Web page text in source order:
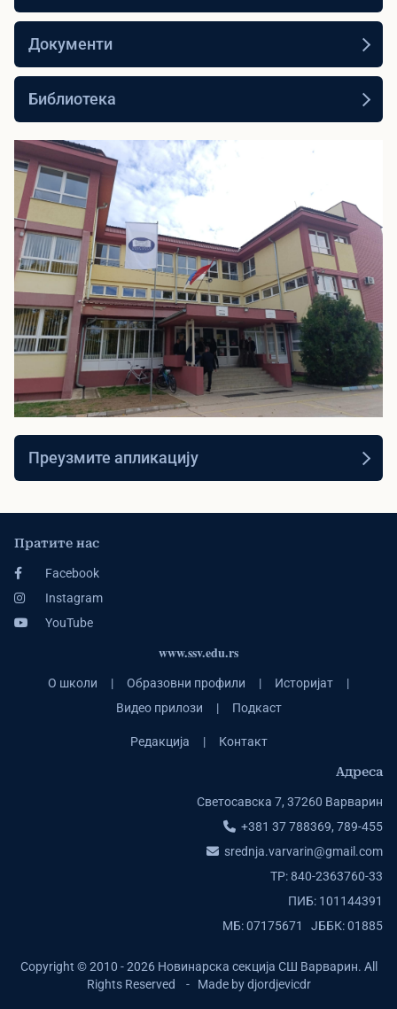
Документи
Библиотека
▶
Видео презентација
Погледајте видео презентацију наше
школе
Преузмите апликацију
Пратите нас
Facebook
Instagram
YouTube
www.ssv.edu.rs
О школи | Образовни профили | Историјат
|
Видео прилози
| Подкаст
Редакција | Контакт
Адреса
Светосавска 7, 37260 Варварин
+381 37 788369, 789-455
srednja.varvarin@gmail.com
ТР: 840-2363760-33
ПИБ: 101144391
МБ: 07175671 ЈББК: 01885
Copyright © 2010 - 2026 Новинарска секција СШ Варварин. All
Rights Reserved - Made by djordjevicdr